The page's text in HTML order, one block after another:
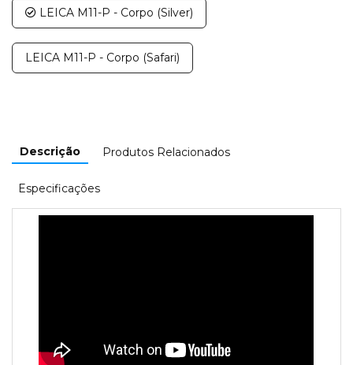
LEICA M11-P - Corpo (Silver)
LEICA M11-P - Corpo (Safari)
Descrição Produtos Relacionados
Especificações